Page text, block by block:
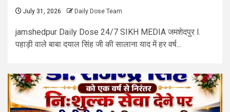
July 31, 2026 Daily Dose Team
jamshedpur Daily Dose 24/7 SIKH MEDIA जमशेदपुर l.
पहाड़ी वाले बाबा दयाल सिंह जी की सालाना याद में हर वर्ष...